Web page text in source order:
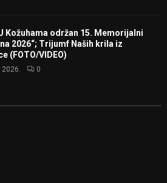
Kožuhama održan 15. Memorijalni
2026“; Trijumf Naših krila iz
(FOTO/VIDEO)
2026. 0